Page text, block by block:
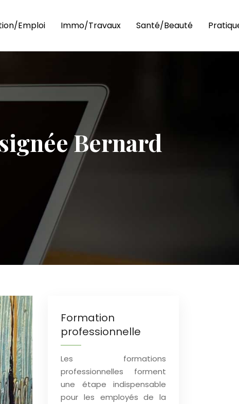
Emploi Immo/Travaux Santé/Beauté
Bernard
Formation
professionnelle
Les formations
professionnelles forment
une étape indispensable
pour les employés de la